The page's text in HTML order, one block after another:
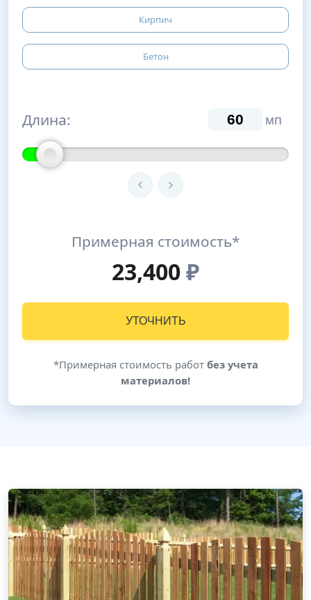
Кирпич
Бетон
Длина: мп
Примерная стоимость*
23,400₽
УТОЧНИТЬ
*Примерная стоимость работ без учета
материалов!